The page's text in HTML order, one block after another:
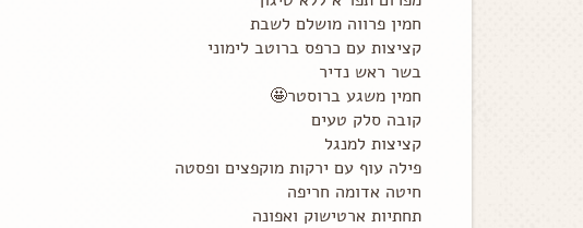
חמין פרווה מושלם לשבת
קציצות עם כרפס ברוטב לימוני
בשר ראש נדיר
חמין משגע ברוסטר🤩
קובה סלק טעים
קציצות למנגל
פילה עוף עם ירקות מוקפצים ופסטה
חיטה אדומה חריפה
תחתיות ארטישוק ואפונה